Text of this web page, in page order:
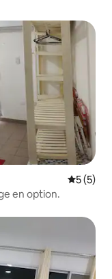
5 (5)
en option.